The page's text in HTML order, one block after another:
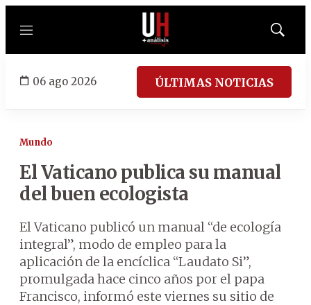
Menú
Mostrar
06 ago 2026 ÚLTIMAS NOTICIAS
Mundo
El Vaticano publica su manual
del buen ecologista
El Vaticano publicó un manual “de ecología
integral”, modo de empleo para la
aplicación de la encíclica “Laudato Si”,
promulgada hace cinco años por el papa
Francisco, informó este viernes su sitio de